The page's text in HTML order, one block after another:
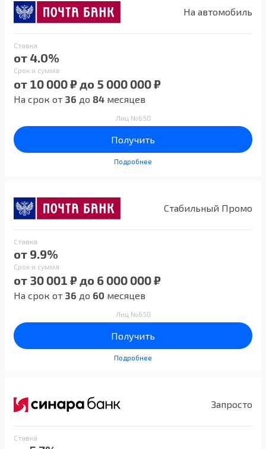
На автомобиль
Ставка
от 4.0%
Срок и сумма
от 10 000 ₽ до 5 000 000 ₽
На срок от 36 до 84 месяцев
Лиц №650
Получить
Подробнее
Стабильный Промо
Ставка
от 9.9%
Срок и сумма
от 30 001 ₽ до 6 000 000 ₽
На срок от 36 до 60 месяцев
Лиц №650
Получить
Подробнее
Запросто
Ставка